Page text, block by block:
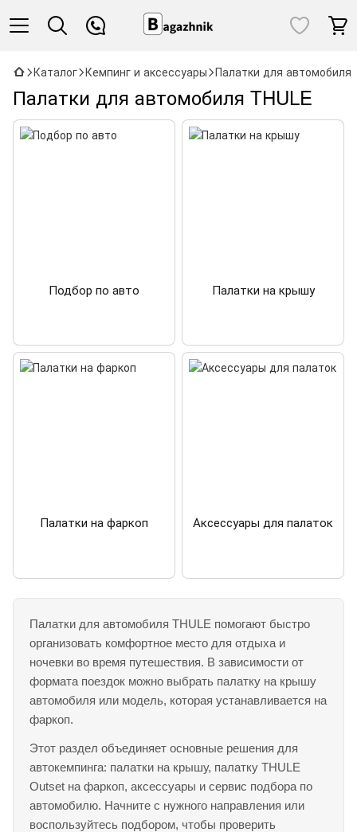
Каталог Кемпинг и аксессуары Палатки для автомобиля
Палатки для автомобиля THULE
Палатки для автомобиля THULE помогают быстро
организовать комфортное место для отдыха и
ночевки во время путешествия. В зависимости от
формата поездок можно выбрать палатку на крышу
автомобиля или модель, которая устанавливается на
фаркоп.
Этот раздел объединяет основные решения для
автокемпинга: палатки на крышу, палатку THULE
Outset на фаркоп, аксессуары и сервис подбора по
автомобилю. Начните с нужного направления или
воспользуйтесь подбором, чтобы проверить
Подбор по авто Палатки на крышу
Палатки на фаркоп Аксессуары для палаток